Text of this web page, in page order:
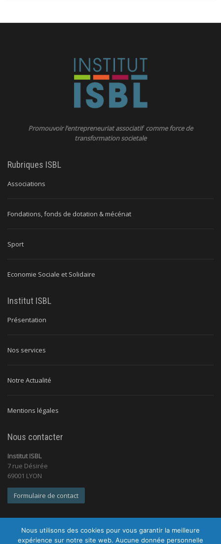
Promouvoir l’entrepreneuriat associatif comme force de
transformation societale
Rubriques ISBL
Associations
Fondations, fonds de dotation & mécénat
Sport
Economie Sociale et Solidaire
Institut ISBL
Présentation
Nos services
Notre Actualité
Mentions légales
Nous contacter
Institut ISBL
7 rue Désirée
69001 LYON
Formulaire de contact
Nous utilisons des cookies pour vous garantir la meilleure
expérience sur notre site web. Aucune donnée personnelle